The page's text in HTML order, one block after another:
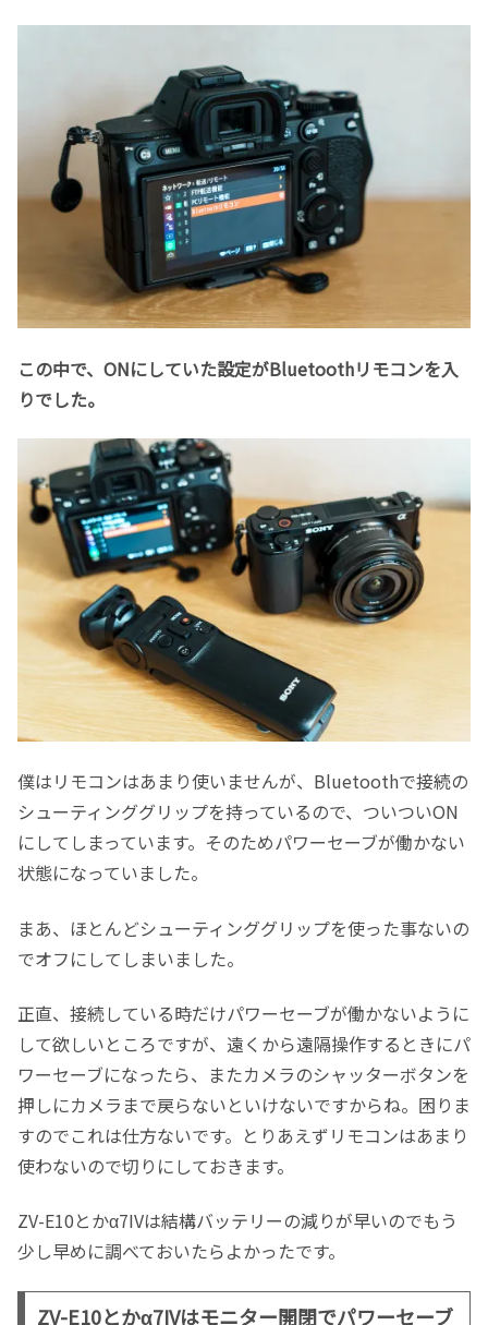
この中で、ONにしていた設定がBluetoothリモコンを入
りでした。
僕はリモコンはあまり使いませんが、Bluetoothで接続の
シューティンググリップを持っているので、ついついON
にしてしまっています。そのためパワーセーブが働かない
状態になっていました。
まあ、ほとんどシューティンググリップを使った事ないの
でオフにしてしまいました。
正直、接続している時だけパワーセーブが働かないように
して欲しいところですが、遠くから遠隔操作するときにパ
ワーセーブになったら、またカメラのシャッターボタンを
押しにカメラまで戻らないといけないですからね。困りま
すのでこれは仕方ないです。とりあえずリモコンはあまり
使わないので切りにしておきます。
ZV-E10とかα7IVは結構バッテリーの減りが早いのでもう
少し早めに調べておいたらよかったです。
ZV-E10とかα7IVはモニター開閉でパワーセーブ